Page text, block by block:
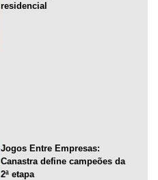
residencial
Jogos Entre Empresas:
Canastra define campeões da
2ª etapa